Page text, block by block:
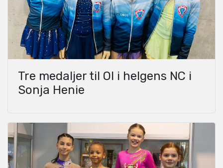
Tre medaljer til OI i helgens NC i
Sonja Henie